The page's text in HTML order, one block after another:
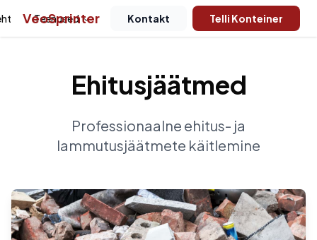
VeoSprinter
Teenused Jäätmeliigid Meist Eesti
Kontakt Telli Konteiner
Ehitusjäätmed
Professionaalne ehitus- ja
lammutusjäätmete käitlemine